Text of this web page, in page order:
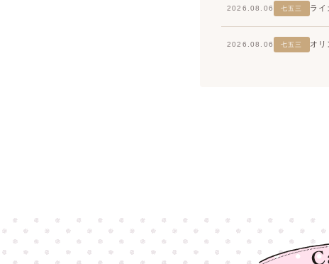
2026.08.06 七五三 ラ
2026.08.06 七五三 オ